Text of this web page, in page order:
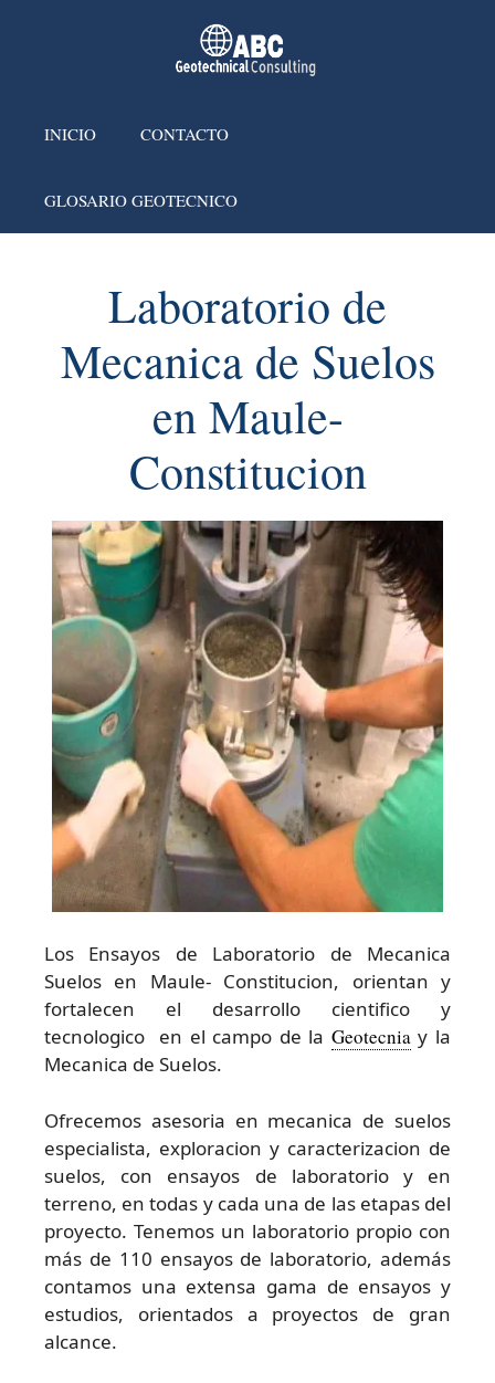
INICIO CONTACTO
GLOSARIO GEOTECNICO
Laboratorio de
Mecanica de Suelos
en Maule-
Constitucion
Los Ensayos de Laboratorio de Mecanica
Suelos en Maule- Constitucion, orientan y
fortalecen el desarrollo cientifico y
tecnologico en el campo de la Geotecniay la
Mecanica de Suelos.
Ofrecemos asesoria en mecanica de suelos
especialista, exploracion y caracterizacion de
suelos, con ensayos de laboratorio y en
terreno, en todas y cada una de las etapas del
proyecto. Tenemos un laboratorio propio con
más de 110 ensayos de laboratorio, además
contamos una extensa gama de ensayos y
estudios, orientados a proyectos de gran
alcance.